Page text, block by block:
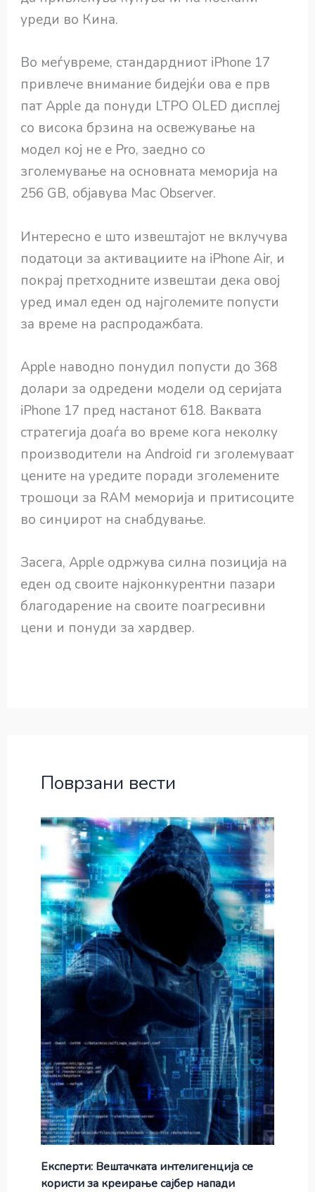
уреди во Кина.
Во меѓувреме, стандардниот iPhone 17
привлече внимание бидејќи ова е прв
пат Apple да понуди LTPO OLED дисплеј
со висока брзина на освежување на
модел кој не е Pro, заедно со
зголемување на основната меморија на
256 GB, објавува Mac Observer.
Интересно е што извештајот не вклучува
податоци за активациите на iPhone Air, и
покрај претходните извештаи дека овој
уред имал еден од најголемите попусти
за време на распродажбата.
Apple наводно понудил попусти до 368
долари за одредени модели од серијата
iPhone 17 пред настанот 618. Ваквата
стратегија доаѓа во време кога неколку
производители на Android ги зголемуваат
цените на уредите поради зголемените
трошоци за RAM меморија и притисоците
во синџирот на снабдување.
Засега, Apple одржува силна позиција на
еден од своите најконкурентни пазари
благодарение на своите поагресивни
цени и понуди за хардвер.
Поврзани вести
Експерти: Вештачката интелигенција се
користи за креирање сајбер напади